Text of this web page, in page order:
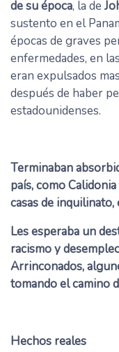
de su época, la de
sustento en el
épocas de graves
enfermedades, en
eran expulsados
después de haber
estadounidenses.
Terminaban
país, como
casas de
Les esperaba un
racismo y
Arrinconados,
tomando el camino
Hechos reales